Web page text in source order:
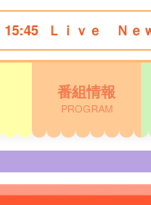
15:45 Ｌｉｖｅ Ｎｅ
番組情報
PROGRAM